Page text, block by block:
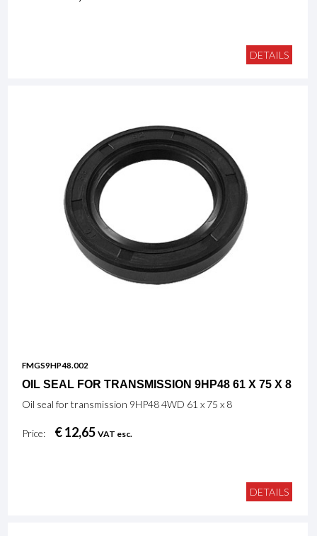
DETAILS
FMGS9HP48.002
OIL SEAL FOR TRANSMISSION 9HP48 61 X 75 X 8
Oil seal for transmission 9HP48 4WD 61 x 75 x 8
Price: € 12,65VAT esc.
DETAILS